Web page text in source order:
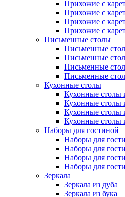
Прихожие с
Прихожие с
Прихожие с
Прихожие с
Письменные столы
Письменные
Письменные
Письменные
Письменные
Кухонные столы
Кухонные столы
Кухонные столы
Кухонные столы
Кухонные столы
Наборы для гостиной
Наборы для
Наборы для
Наборы для
Наборы для
Зеркала
Зеркала из дуба
Зеркала из бука